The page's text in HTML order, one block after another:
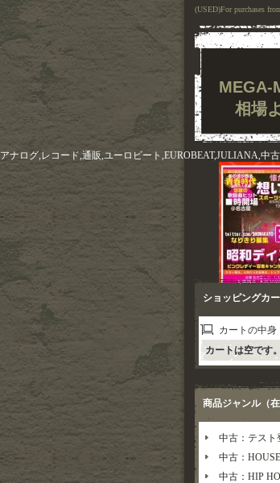
アナログ,レコード,通販,ユーロビート,EUROBEAT,JULIANA,中
(USED)For purchases
MEGA-
相場
ショッピングカ
カートの中身
カートは空です。
商品ジャンル（在
中古：テスト
中古：HOUSE
中古：HIP